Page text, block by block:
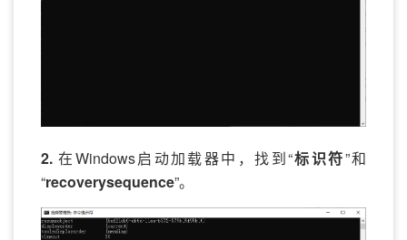
2. 在Windows启动加载器中，找到“标识符”和
“recoverysequence”。